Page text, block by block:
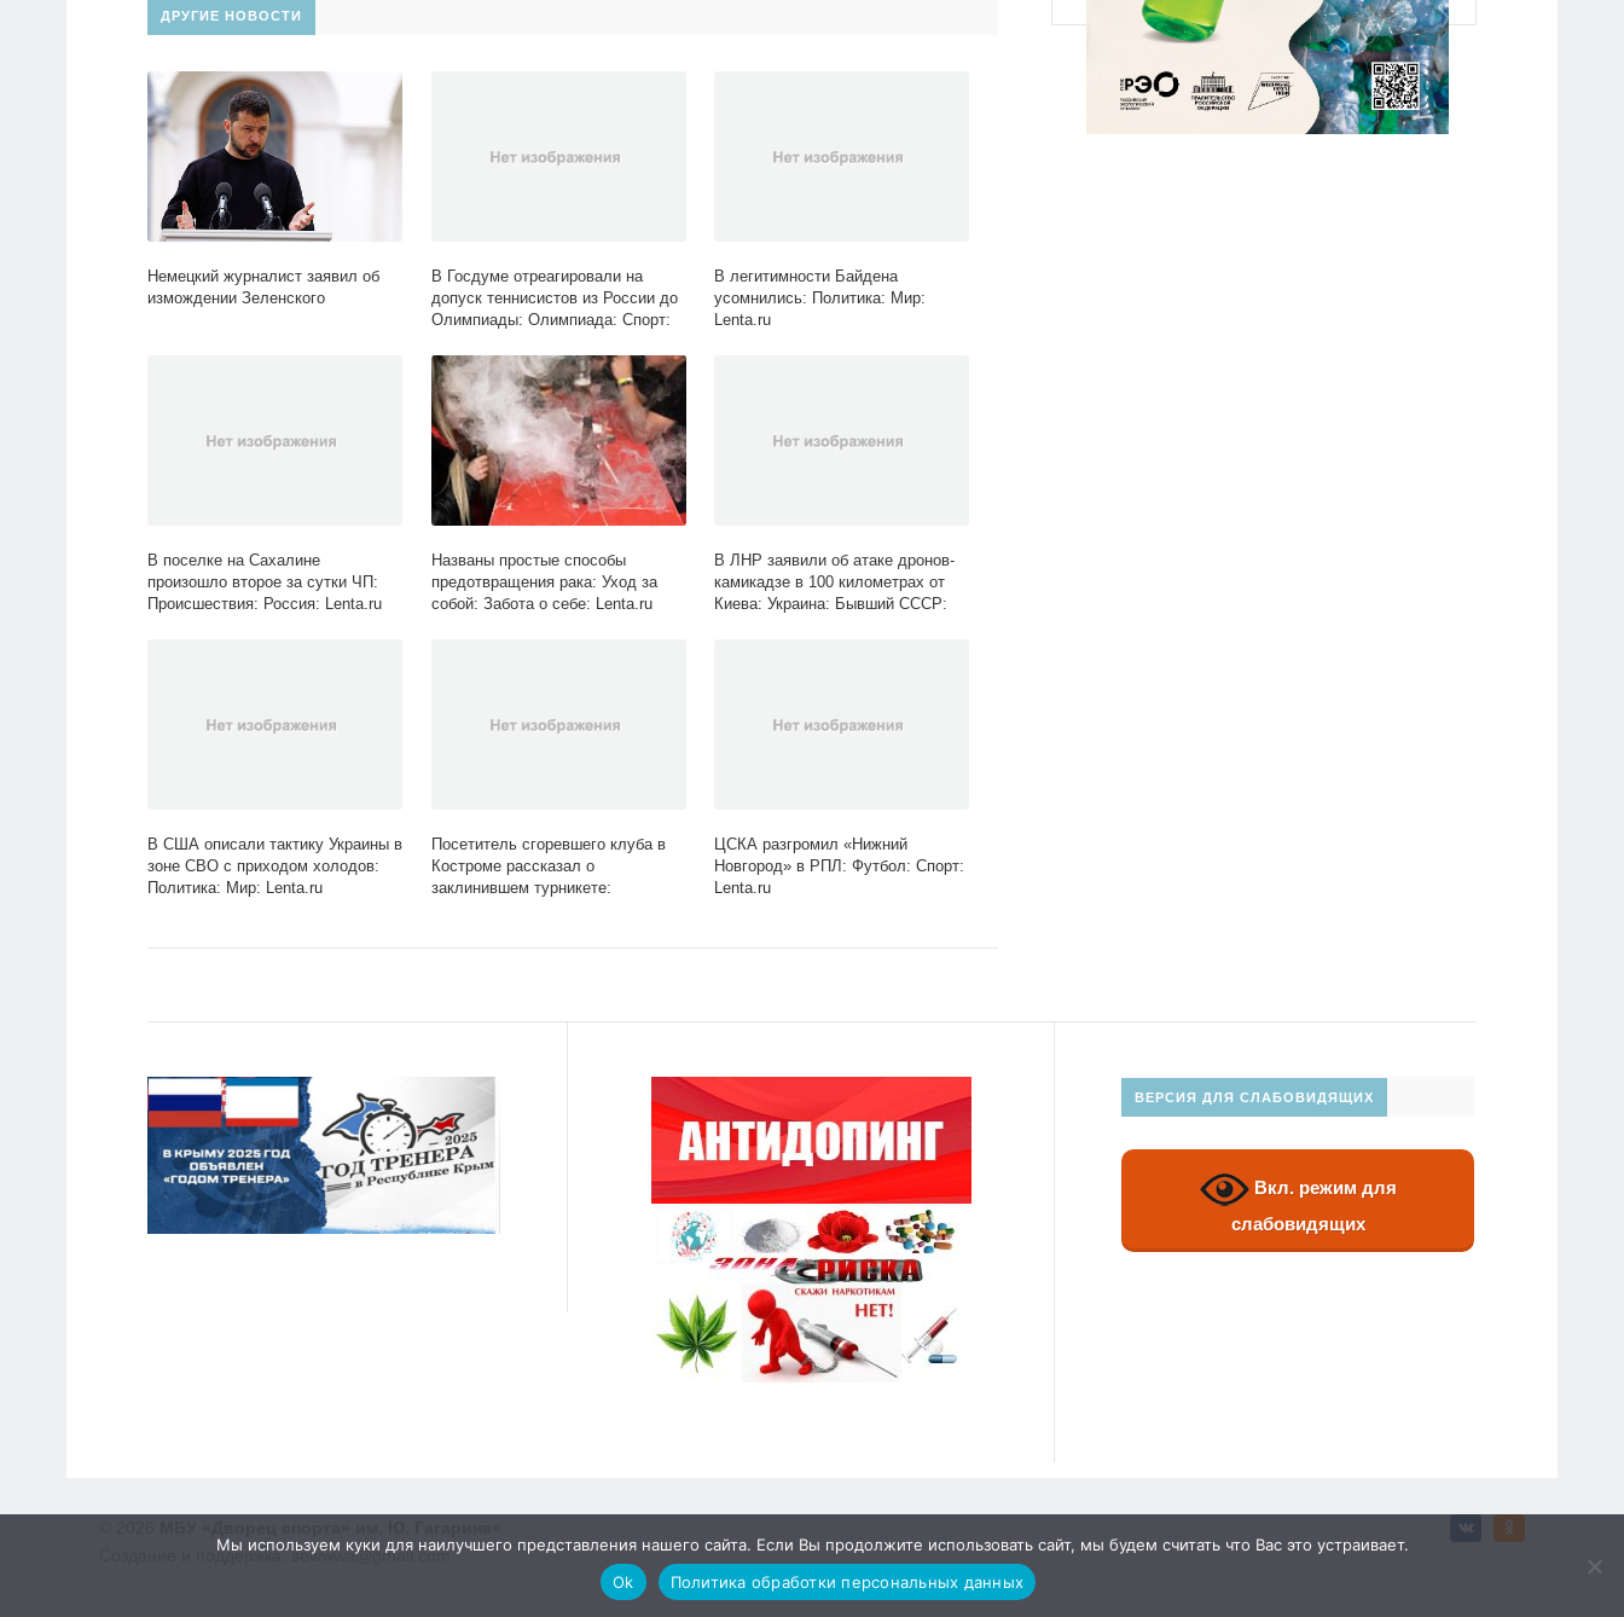
ДРУГИЕ НОВОСТИ
Немецкий журналист заявил об
измождении Зеленского
В Госдуме отреагировали на
допуск теннисистов из России до
Олимпиады: Олимпиада: Спорт:
В легитимности Байдена
усомнились: Политика: Мир:
Lenta.ru
В поселке на Сахалине
произошло второе за сутки ЧП:
Происшествия: Россия: Lenta.ru
Названы простые способы
предотвращения рака: Уход за
собой: Забота о себе: Lenta.ru
В ЛНР заявили об атаке дронов-
камикадзе в 100 километрах от
Киева: Украина: Бывший СССР:
В США описали тактику Украины в
зоне СВО с приходом холодов:
Политика: Мир: Lenta.ru
Посетитель сгоревшего клуба в
Костроме рассказал о
заклинившем турникете:
ЦСКА разгромил «Нижний
Новгород» в РПЛ: Футбол: Спорт:
Lenta.ru
ВЕРСИЯ ДЛЯ СЛАБОВИДЯЩИХ
Вкл. режим для
слабовидящих
Создание и поддержка: sewwwa@gmail.com
Мы используем куки для наилучшего представления нашего сайта. Если Вы продолжите использовать сайт, мы будем считать что Вас это устраивает.
Ok
Политика обработки персональных данных